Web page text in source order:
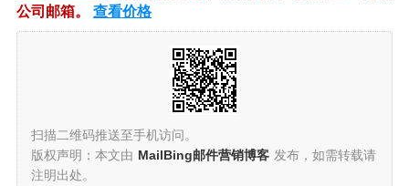
公司邮箱。 查看价格
扫描二维码推送至手机访问。
版权声明：本文由 MailBing邮件营销博客 发布，如需转载请
注明出处。